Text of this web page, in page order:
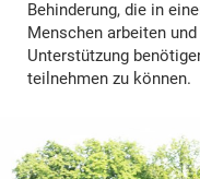
Behinderung, die in
Menschen arbeiten
Unterstützung
teilnehmen zu können.